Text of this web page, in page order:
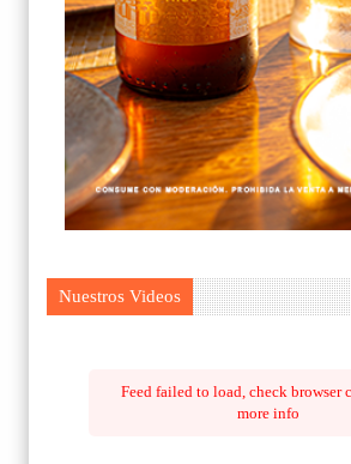
Nuestros Videos
Feed failed to load, check browser
more info